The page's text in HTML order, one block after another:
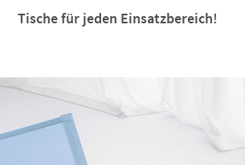
Tische für jeden Einsatzbereich!